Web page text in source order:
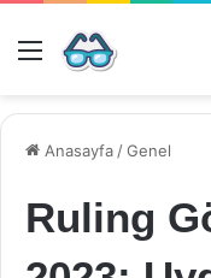
Menü
Anasayfa /Genel
Ruling